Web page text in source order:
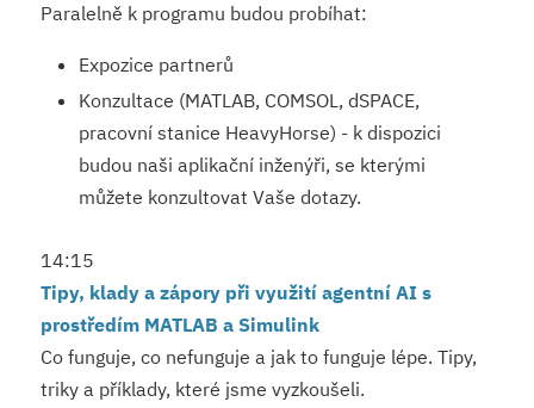
Paralelně k programu budou probíhat:
Expozice partnerů
Konzultace (MATLAB, COMSOL, dSPACE,
pracovní stanice HeavyHorse) - k dispozici
budou naši aplikační inženýři, se kterými
můžete konzultovat Vaše dotazy.
14:15
Tipy, klady a zápory při využití agentní AI s
prostředím MATLAB a Simulink
Co funguje, co nefunguje a jak to funguje lépe. Tipy,
triky a příklady, které jsme vyzkoušeli.